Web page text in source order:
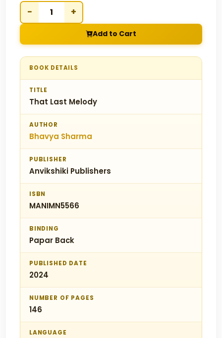
− +
Add to Cart
BOOK DETAILS
TITLE
That Last Melody
AUTHOR
Bhavya Sharma
PUBLISHER
Anvikshiki Publishers
ISBN
MANIMN5566
BINDING
Papar Back
PUBLISHED DATE
2024
NUMBER OF PAGES
146
LANGUAGE